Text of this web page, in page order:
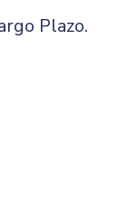
Plazo.